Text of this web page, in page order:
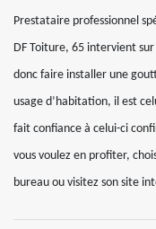
Prestataire professionnel
DF Toiture, 65 intervient sur
donc faire installer une
usage d’habitation, il est
fait confiance à celui-ci
vous voulez en profiter,
bureau ou visitez son site